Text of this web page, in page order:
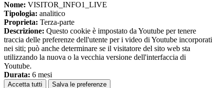
Nome: VISITOR_INFO1_LIVE
Tipologia: analitico
Proprieta: Terza-parte
Descrizione: Questo cookie è impostato da Youtube per tenere
traccia delle preferenze dell'utente per i video di Youtube incorporati
nei siti; può anche determinare se il visitatore del sito web sta
utilizzando la nuova o la vecchia versione dell'interfaccia di
Youtube.
Durata: 6 mesi
Accetta tutti Salva le preferenze